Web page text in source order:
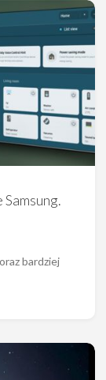
bardziej